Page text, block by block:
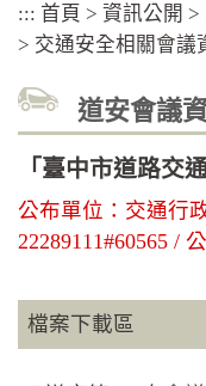
::: 首頁 > 資訊公開 >
> 交通安全相關會議
道安會議
「臺中市道路交
公布單位：交通行
22289111#60565 /
檔案下載區